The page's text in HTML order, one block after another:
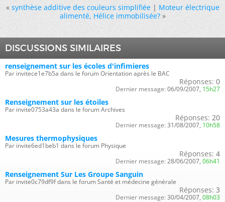
« synthèse additive des couleurs simplifiée|Moteur électrique
alimenté, Hélice immobilisée? »
DISCUSSIONS SIMILAIRES
renseignement sur les écoles d'infimieres
Par invitece1e7b5a dans le forum Orientation après le BAC
Réponses: 0
Dernier message: 06/09/2007, 15h27
Renseignement sur les étoiles
Par invite0753a43a dans le forum Archives
Réponses: 20
Dernier message: 31/08/2007, 10h58
Mesures thermophysiques
Par invite6ed1beb1 dans le forum Physique
Réponses: 4
Dernier message: 28/06/2007, 06h41
Renseignement Sur Les Groupe Sanguin
Par invite0c79df9f dans le forum Santé et médecine générale
Réponses: 3
Dernier message: 30/04/2007, 08h03